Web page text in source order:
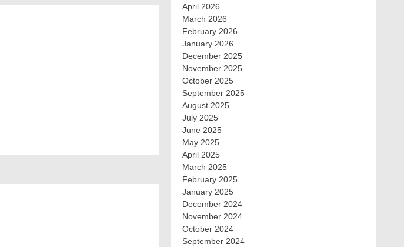
April 2026
March 2026
February 2026
January 2026
December 2025
November 2025
October 2025
September 2025
August 2025
July 2025
June 2025
May 2025
April 2025
March 2025
February 2025
January 2025
December 2024
November 2024
October 2024
September 2024